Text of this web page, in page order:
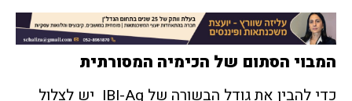
המבוי הסתום של הכימיה המסורתית
כדי להבין את גודל הבשורה של IBI-Ag יש לצלול